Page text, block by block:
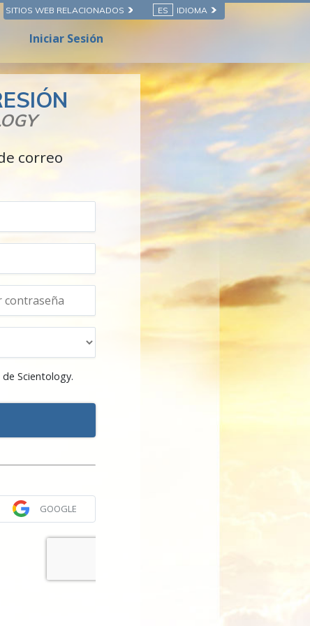
SITIOS WEB RELACIONADOS ES IDIOMA
Iniciar Sesión
correo
Scientology.
GOOGLE